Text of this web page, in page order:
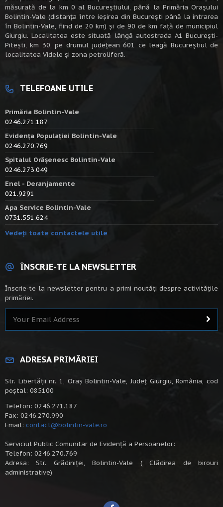
măsurată de la km 0 al Bucureștiului, până la Primăria Orașului
Bolintin-Vale (distanța între ieșirea din București până la intrarea
în Bolintin-Vale, fiind de 20 km) şi de 90 de km faţă de municipiul
Giurgiu. Localitatea este situată lângă autostrada A1 Bucureşti-
Piteşti, km 30, pe drumul judeţean 601 ce leagă Bucureştiul de
localitatea Videle şi zona petroliferă.
TELEFOANE UTILE
Primăria Bolintin-Vale
0246.271.187
Evidența Populației Bolintin-Vale
0246.270.769
Spitalul Orășenesc Bolintin-Vale
0246.273.049
Enel - Deranjamente
021.9291
Apa Service Bolintin-Vale
0731.551.624
Vedeți toate contactele utile
ÎNSCRIE-TE LA NEWSLETTER
Înscrie-te la newsletter pentru a primi noutăți despre activitățile
primăriei.
ADRESA PRIMĂRIEI
Str. Libertății nr. 1, Oraș Bolintin-Vale, Județ Giurgiu, România, cod
poștal: 085100
Telefon: 0246.271.187
Fax: 0246.270.990
Email: contact@bolintin-vale.ro
Serviciul Public Comunitar de Evidență a Persoanelor:
Telefon: 0246.270.769
Adresa: Str. Grădiniței, Bolintin-Vale ( Clădirea de birouri
administrative)